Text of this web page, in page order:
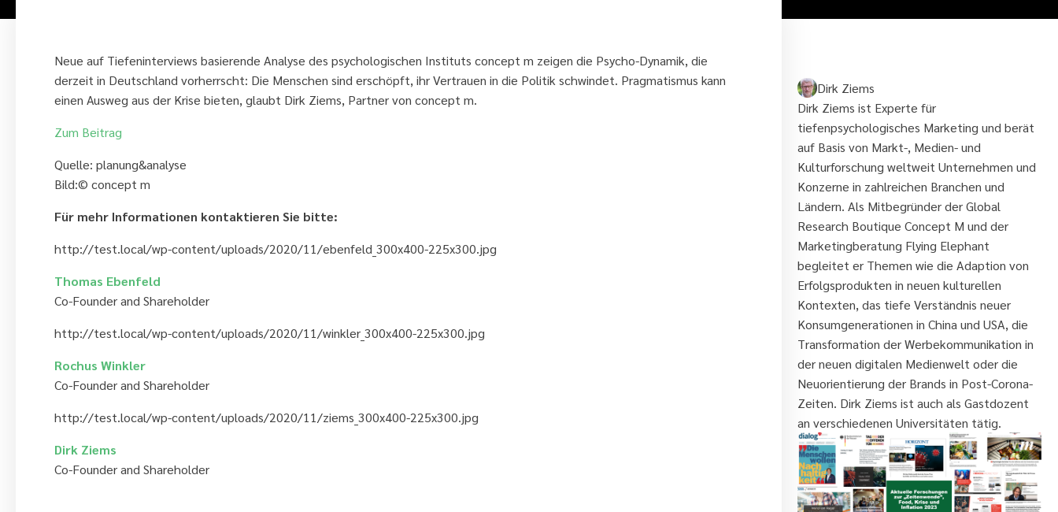
Neue auf Tiefeninterviews basierende Analyse des psychologischen Instituts concept m zeigen die Psycho-Dynamik, die
derzeit in Deutschland vorherrscht: Die Menschen sind erschöpft, ihr Vertrauen in die Politik schwindet. Pragmatismus kann
einen Ausweg aus der Krise bieten, glaubt Dirk Ziems, Partner von concept m.
Zum Beitrag
Quelle: planung&analyse
Bild:© concept m
Für mehr Informationen kontaktieren Sie bitte:
http://test.local/wp-content/uploads/2020/11/ebenfeld_300x400-225x300.jpg
Thomas Ebenfeld
Co-Founder and Shareholder
http://test.local/wp-content/uploads/2020/11/winkler_300x400-225x300.jpg
Rochus Winkler
Co-Founder and Shareholder
http://test.local/wp-content/uploads/2020/11/ziems_300x400-225x300.jpg
Dirk Ziems
Co-Founder and Shareholder
Dirk Ziems
Dirk Ziems ist Experte für
tiefenpsychologisches Marketing und berät
auf Basis von Markt-, Medien- und
Kulturforschung weltweit Unternehmen und
Konzerne in zahlreichen Branchen und
Ländern. Als Mitbegründer der Global
Research Boutique Concept M und der
Marketingberatung Flying Elephant
begleitet er Themen wie die Adaption von
Erfolgsprodukten in neuen kulturellen
Kontexten, das tiefe Verständnis neuer
Konsumgenerationen in China und USA, die
Transformation der Werbekommunikation in
der neuen digitalen Medienwelt oder die
Neuorientierung der Brands in Post-Corona-
Zeiten. Dirk Ziems ist auch als Gastdozent
an verschiedenen Universitäten tätig.